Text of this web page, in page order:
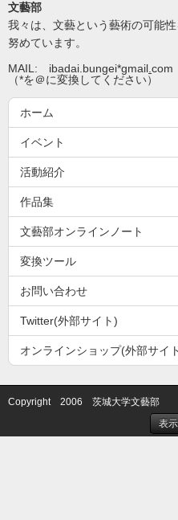
文藝部
我々は、文藝という藝術の可能
努めています。
MAIL: ibadai.bungei*gmail com
（*を＠に変換してください）
ホーム
イベント
活動紹介
作品集
文藝部オンラインノート
変換ツール
お問い合わせ
Twitter(外部サイト)
オンラインショップ(外部サイ
Copyright 2006 茨城大学文藝部
表